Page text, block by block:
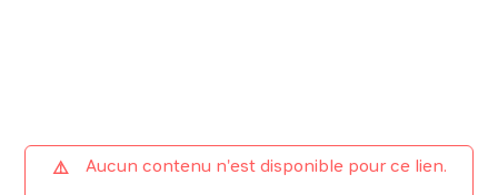
Aucun contenu n'est disponible pour ce lien.